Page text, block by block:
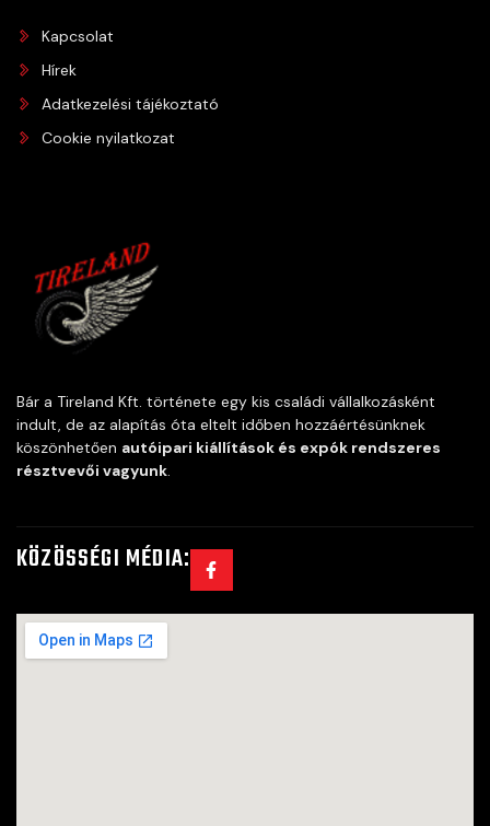
Bár a Tireland Kft. története egy kis családi vállalkozásként
indult, de az alapítás óta eltelt időben hozzáértésünknek
köszönhetően autóipari kiállítások és expók rendszeres
résztvevői vagyunk.
KÖZÖSSÉGI MÉDIA:
Kapcsolat
Hírek
Adatkezelési tájékoztató
Cookie nyilatkozat